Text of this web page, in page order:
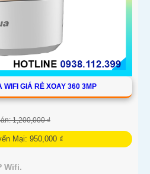
WIFI GIÁ RẺ XOAY 360 3MP
1,200,000 ₫
Mại: 950,000 ₫
Wifi.